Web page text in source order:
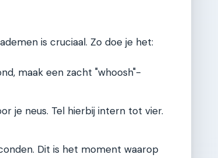
is cruciaal. Zo doe je het:
maak een zacht "whoosh"-
je neus. Tel hierbij intern tot vier.
Dit is het moment waarop